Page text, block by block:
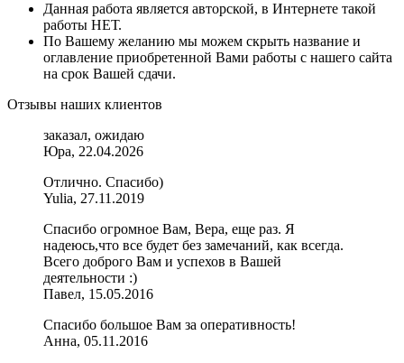
Данная работа является авторской, в Интернете такой
работы НЕТ.
По Вашему желанию мы можем скрыть название и
оглавление приобретенной Вами работы с нашего сайта
на срок Вашей сдачи.
Отзывы наших клиентов
заказал, ожидаю
Юра, 22.04.2026
Отлично. Спасибо)
Yulia, 27.11.2019
Спасибо огромное Вам, Вера, еще раз. Я
надеюсь,что все будет без замечаний, как всегда.
Всего доброго Вам и успехов в Вашей
деятельности :)
Павел, 15.05.2016
Спасибо большое Вам за оперативность!
Анна, 05.11.2016